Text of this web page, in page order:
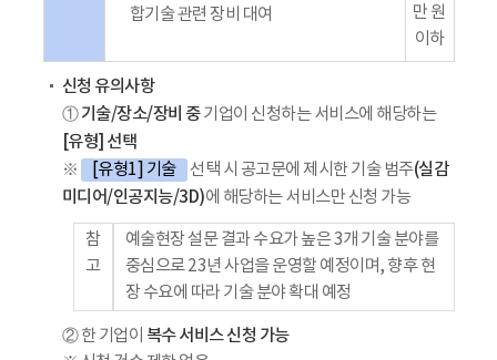
합기술 관련 장비 대여
만 원
이하
신청 유의사항
①기술/장소/장비 중기업이 신청하는 서비스에 해당하는
[유형] 선택
※ [유형1] 기술 선택 시 공고문에 제시한 기술 범주(실감
미디어/인공지능/3D)에 해당하는 서비스만 신청 가능
참
고
예술현장 설문 결과 수요가 높은 3개 기술 분야를
중심으로 23년 사업을 운영할 예정이며, 향후 현
장 수요에 따라 기술 분야 확대 예정
② 한 기업이 복수 서비스 신청 가능